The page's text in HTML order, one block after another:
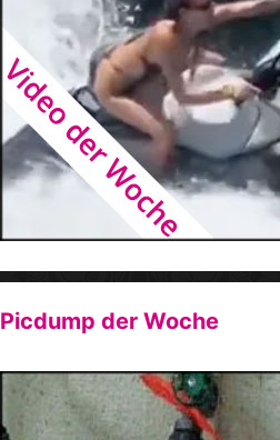
Picdump der Woche